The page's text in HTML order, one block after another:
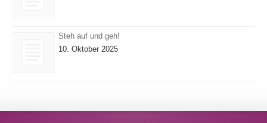
Steh auf und geh!
10. Oktober 2025